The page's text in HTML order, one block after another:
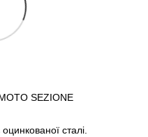
SEZIONE
сталі.